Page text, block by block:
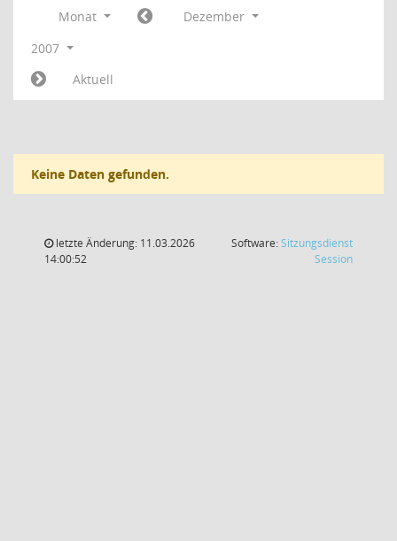
Monat
Dezember
2007
Aktuell
Keine Daten gefunden.
letzte Änderung: 11.03.2026
14:00:52
Software:Sitzungsdienst
Session(Wird in